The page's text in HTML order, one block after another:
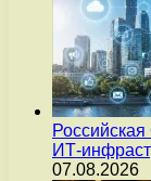
ИТ-
07.08.2026